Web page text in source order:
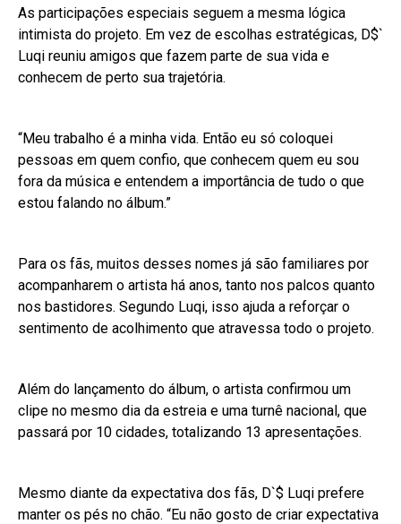
As participações especiais seguem a mesma lógica
intimista do projeto. Em vez de escolhas estratégicas, D$`
Luqi reuniu amigos que fazem parte de sua vida e
conhecem de perto sua trajetória.
“Meu trabalho é a minha vida. Então eu só coloquei
pessoas em quem confio, que conhecem quem eu sou
fora da música e entendem a importância de tudo o que
estou falando no álbum.”
Para os fãs, muitos desses nomes já são familiares por
acompanharem o artista há anos, tanto nos palcos quanto
nos bastidores. Segundo Luqi, isso ajuda a reforçar o
sentimento de acolhimento que atravessa todo o projeto.
Além do lançamento do álbum, o artista confirmou um
clipe no mesmo dia da estreia e uma turnê nacional, que
passará por 10 cidades, totalizando 13 apresentações.
Mesmo diante da expectativa dos fãs, D`$ Luqi prefere
manter os pés no chão. “Eu não gosto de criar expectativa